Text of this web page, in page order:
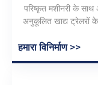
परिष्कृत मशीनरी के साथ
अनुकूलित खाद्य ट्रेलरों
हमारा विनिर्माण >>